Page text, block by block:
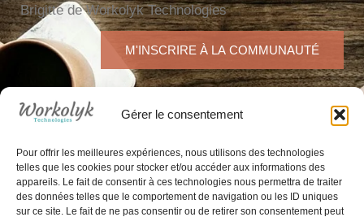
Gérer le consentement
Pour offrir les meilleures expériences, nous utilisons des technologies
telles que les cookies pour stocker et/ou accéder aux informations des
appareils. Le fait de consentir à ces technologies nous permettra de traiter
des données telles que le comportement de navigation ou les ID uniques
sur ce site. Le fait de ne pas consentir ou de retirer son consentement peut
Brigitte de Workolyk Technologies
M'INSCRIRE À LA COMMUNAUTÉ
confidentialité
et lesconditions d'utilisation